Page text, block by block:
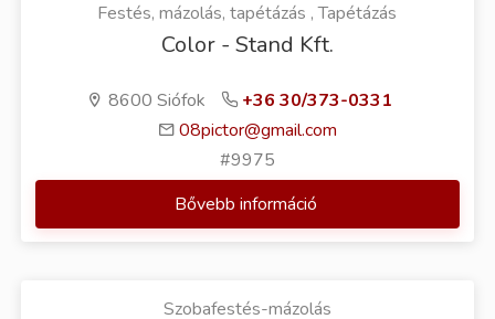
Festés, mázolás, tapétázás , Tapétázás
Color - Stand Kft.
8600 Siófok
+36 30/373-0331
08pictor@gmail.com
#9975
Bővebb információ
Szobafestés-mázolás